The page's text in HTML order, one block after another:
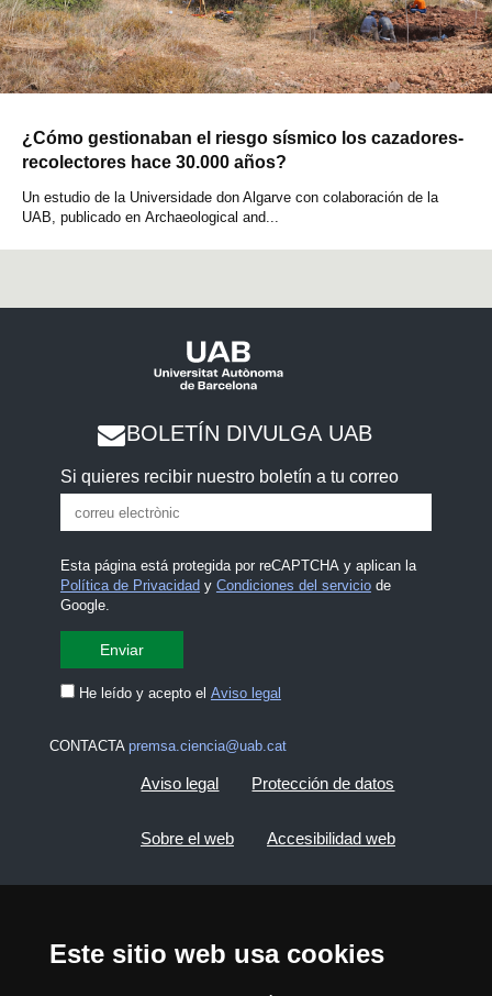
Este sitio web usa cookies
¿Cómo gestionaban el riesgo sísmico los cazadores-
recolectores hace 30.000 años?
Un estudio de la Universidade don Algarve con colaboración de la
UAB, publicado en Archaeological and...
BOLETÍN DIVULGA UAB
Si quieres recibir nuestro boletín a tu correo
Esta página está protegida por reCAPTCHA y aplican la
Política de Privacidad y Condiciones del serviciode
Google.
He leído y acepto el Aviso legal
CONTACTA premsa.ciencia@uab.cat
Aviso legal Protección de datos
Sobre el web Accesibilidad web
2026 Divulga UAB - Commons Reconocimiento -